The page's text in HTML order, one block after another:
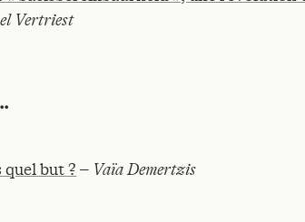
Vertriest
quel but ? – Vaïa Demertzis